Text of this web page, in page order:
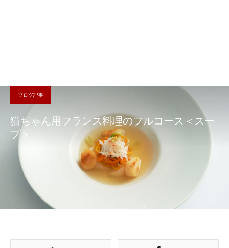
ブログ記事
猫ちゃん用フランス料理のフルコース＜スー
プ＞